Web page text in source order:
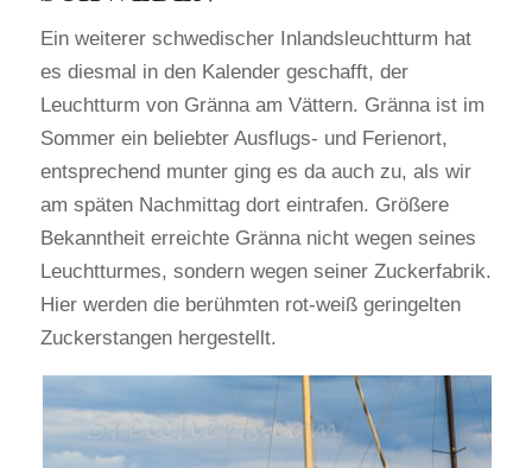
Ein weiterer schwedischer Inlandsleuchtturm hat
es diesmal in den Kalender geschafft, der
Leuchtturm von Gränna am Vättern. Gränna ist im
Sommer ein beliebter Ausflugs- und Ferienort,
entsprechend munter ging es da auch zu, als wir
am späten Nachmittag dort eintrafen. Größere
Bekanntheit erreichte Gränna nicht wegen seines
Leuchtturmes, sondern wegen seiner Zuckerfabrik.
Hier werden die berühmten rot-weiß geringelten
Zuckerstangen hergestellt.